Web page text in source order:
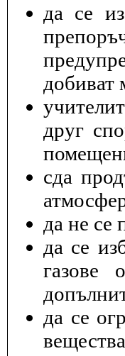
да се
добиват
друг
cда
да не се
да се
газове
да се